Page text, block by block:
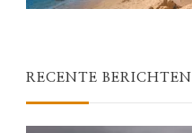
RECENTE BERICHTEN